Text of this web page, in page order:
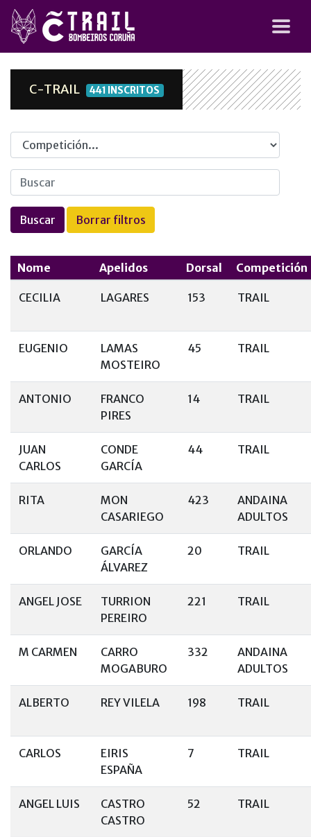
C-TRAIL 441 INSCRITOS
Competicion
Nome Apelidos Dorsal Competición
CECILIA LAGARES 153 TRAIL
EUGENIO
LAMAS
MOSTEIRO
45 TRAIL
ANTONIO
FRANCO
PIRES
14 TRAIL
JUAN
CARLOS
CONDE
GARCÍA
44 TRAIL
RITA
MON
CASARIEGO
423
ANDAINA
ADULTOS
ORLANDO
GARCÍA
ÁLVAREZ
20 TRAIL
ANGEL JOSE
TURRION
PEREIRO
221 TRAIL
M CARMEN
CARRO
MOGABURO
332
ANDAINA
ADULTOS
ALBERTO REY VILELA 198 TRAIL
CARLOS
EIRIS
ESPAÑA
7 TRAIL
ANGEL LUIS
CASTRO
CASTRO
52 TRAIL